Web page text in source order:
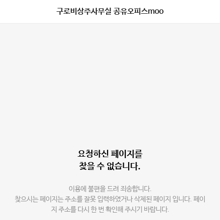
구로비상주사무실 공유오피스moo
요청하신 페이지를
찾을 수 없습니다.
이용에 불편을 드려 죄송합니다.
찾으시는 페이지는 주소를 잘못 입력하였거나 삭제된 페이지 입니다. 페이
지 주소를 다시 한 번 확인해 주시기 바랍니다.